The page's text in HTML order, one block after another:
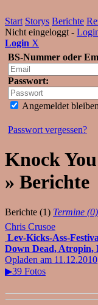
Start Storys Berichte
Nicht eingeloggt -
Login X
BS-Nummer oder
Passwort:
Angemeldet bleiben
Passwort vergessen?
Knock
» Berichte
Berichte (1) Termine (0)
Chris Crusoe
Lev-Kicks-Ass-
Down Dead, Atropin,
Opladen am 11.12.2010
▶39 Fotos